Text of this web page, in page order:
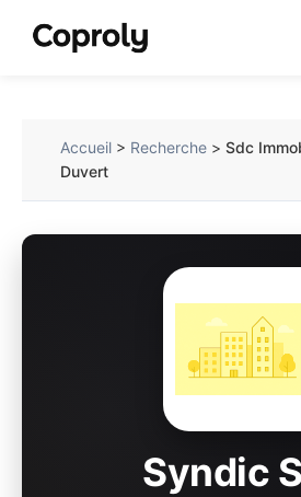
Accueil > Recherche >Sdc
Duvert
Syndic